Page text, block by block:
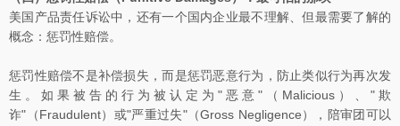
美国产品责任诉讼中，还有一个国内企业最不理解、但最需要了解的
概念：惩罚性赔偿。
惩罚性赔偿不是补偿损失，而是惩罚恶意行为，防止类似行为再次发
生。如果被告的行为被认定为"恶意"（Malicious）、"欺
诈"（Fraudulent）或"严重过失"（Gross Negligence），陪审团可以